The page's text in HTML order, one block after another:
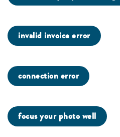
invalid invoice error
connection error
focus your photo well